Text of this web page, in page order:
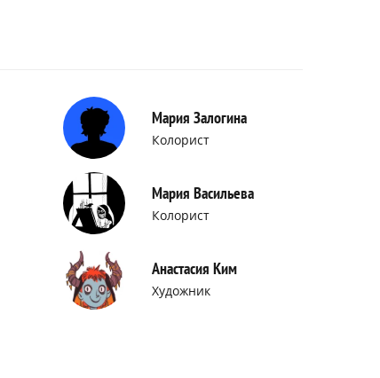
Мария Залогина
Колорист
Мария Васильева
Колорист
Анастасия Ким
Художник